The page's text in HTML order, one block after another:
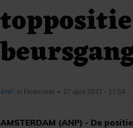
AMSTERDAM (ANP) - De
ANP in Financieel • 27 april 2021 - 11:54